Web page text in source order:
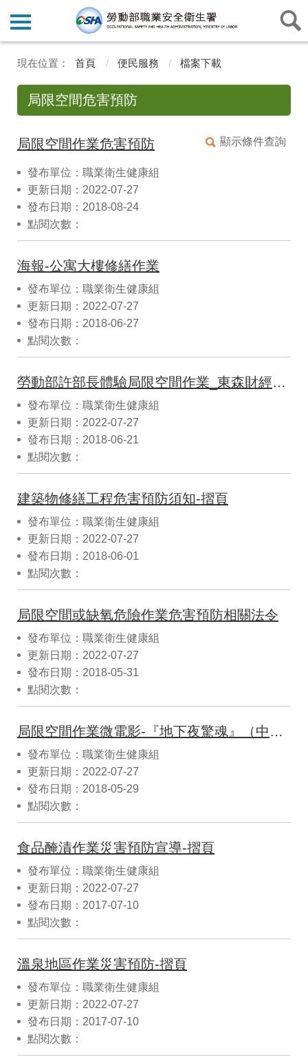
首頁 便民服務 檔案下載
局限空間危害預防
顯示條件查詢
局限空間作業危害預防
發布單位：職業衛生健康組
更新日期：2022-07-27
發布日期：2018-08-24
點閱次數：
海報-公寓大樓修繕作業
發布單位：職業衛生健康組
更新日期：2022-07-27
發布日期：2018-06-27
點閱次數：
勞動部許部長體驗局限空間作業_東森財經新聞報導
發布單位：職業衛生健康組
更新日期：2022-07-27
發布日期：2018-06-21
點閱次數：
建築物修繕工程危害預防須知-摺頁
發布單位：職業衛生健康組
更新日期：2022-07-27
發布日期：2018-06-01
點閱次數：
局限空間或缺氧危險作業危害預防相關法令
發布單位：職業衛生健康組
更新日期：2022-07-27
發布日期：2018-05-31
點閱次數：
局限空間作業微電影-『地下夜驚魂』（中英字幕）
發布單位：職業衛生健康組
更新日期：2022-07-27
發布日期：2018-05-29
點閱次數：
食品醃漬作業災害預防宣導-摺頁
發布單位：職業衛生健康組
更新日期：2022-07-27
發布日期：2017-07-10
點閱次數：
溫泉地區作業災害預防-摺頁
發布單位：職業衛生健康組
更新日期：2022-07-27
發布日期：2017-07-10
點閱次數：